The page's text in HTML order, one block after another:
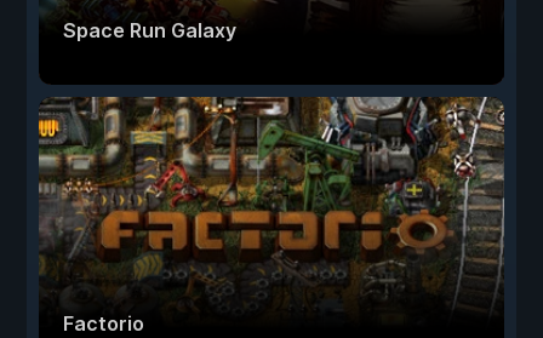
Space Run Galaxy
Factorio